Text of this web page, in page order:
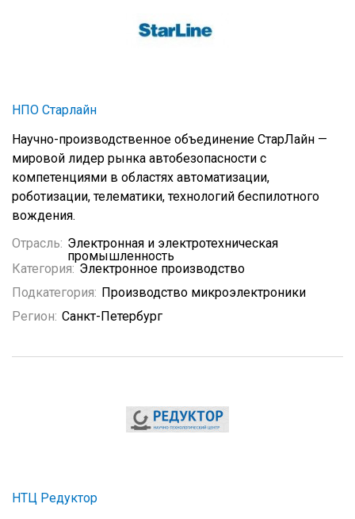
НПО Старлайн
Научно-производственное объединение СтарЛайн —
мировой лидер рынка автобезопасности с
компетенциями в областях автоматизации,
роботизации, телематики, технологий беспилотного
вождения.
Отрасль: Электронная и электротехническая
промышленность
Категория: Электронное производство
Подкатегория: Производство микроэлектроники
Регион: Санкт-Петербург
НТЦ Редуктор